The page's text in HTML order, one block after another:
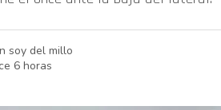
soy del millo
6 horas